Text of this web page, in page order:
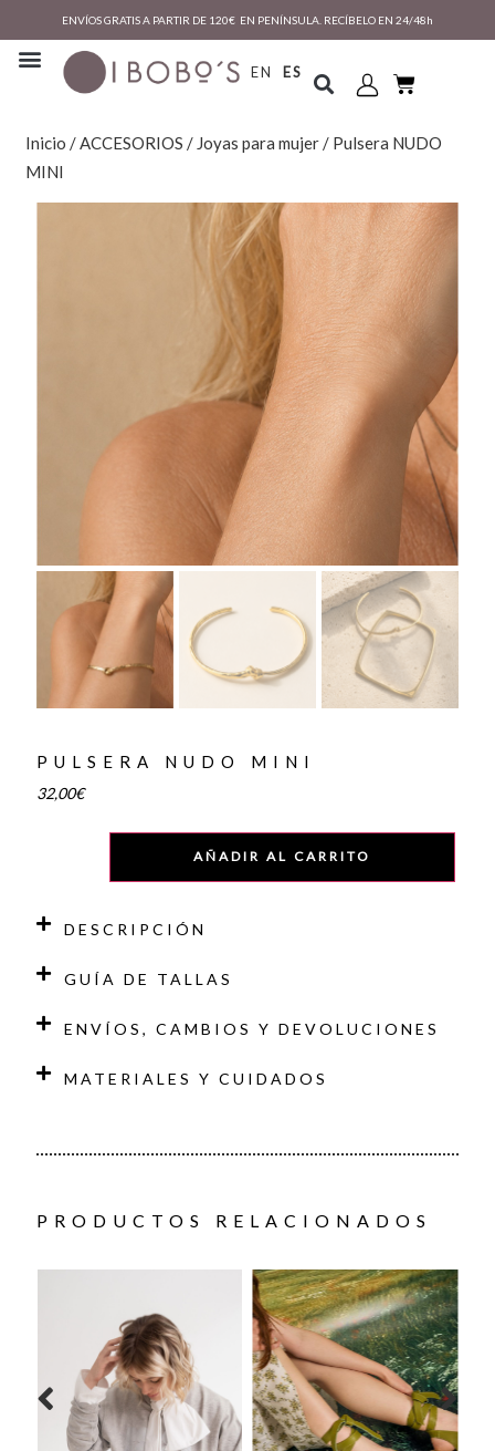
ENVÍOS GRATIS A PARTIR DE 120€ EN PENÍNSULA. RECÍBELO EN 24/48h
EN ES
Inicio /ACCESORIOS / Joyas para mujer/ Pulsera NUDO
MINI
PULSERA NUDO MINI
32,00€
AÑADIR AL CARRITO
DESCRIPCIÓN
GUÍA DE TALLAS
ENVÍOS, CAMBIOS Y DEVOLUCIONES
MATERIALES Y CUIDADOS
PRODUCTOS RELACIONADOS